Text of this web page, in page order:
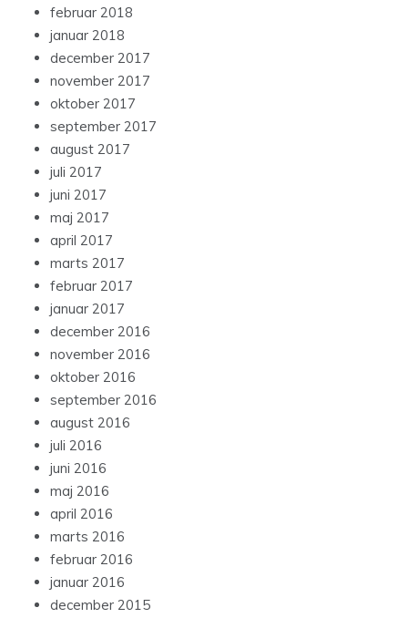
februar 2018
januar 2018
december 2017
november 2017
oktober 2017
september 2017
august 2017
juli 2017
juni 2017
maj 2017
april 2017
marts 2017
februar 2017
januar 2017
december 2016
november 2016
oktober 2016
september 2016
august 2016
juli 2016
juni 2016
maj 2016
april 2016
marts 2016
februar 2016
januar 2016
december 2015